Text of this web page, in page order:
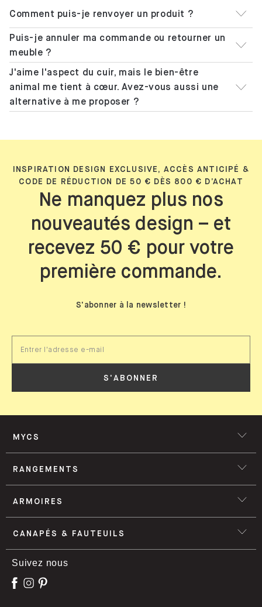
Comment puis-je renvoyer un produit ?
Puis-je annuler ma commande ou retourner un
meuble ?
J'aime l'aspect du cuir, mais le bien-être
animal me tient à cœur. Avez-vous aussi une
alternative à me proposer ?
INSPIRATION DESIGN EXCLUSIVE, ACCÈS ANTICIPÉ &
CODE DE RÉDUCTION DE 50 € DÈS 800 € D’ACHAT
Ne manquez plus nos
nouveautés design – et
recevez 50 € pour votre
première commande.
S'abonner à la newsletter !
S'ABONNER
MYCS
RANGEMENTS
ARMOIRES
CANAPÉS & FAUTEUILS
Suivez nous